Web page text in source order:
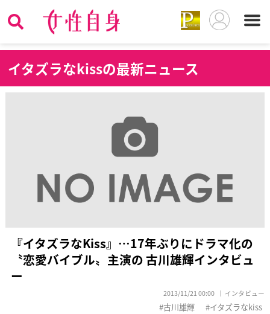
イタズラなkissの最新ニュース
『イタズラなKiss』…17年ぶりにドラマ化の
〝恋愛バイブル〟主演の 古川雄輝インタビュ
ー
2013/11/21 00:00 インタビュー
古川雄輝 イタズラなkiss